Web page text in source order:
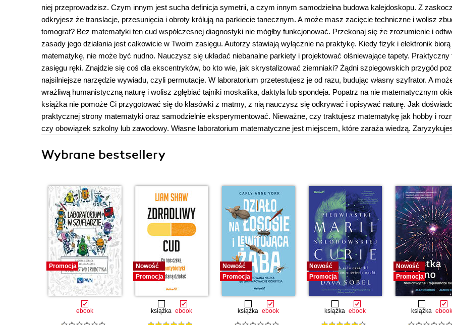
niej przeprowadzisz. Czym innym jest sucha definicja symetrii, a czym innym samodzielna budowa kalejdoskopu. Z
odkryjesz że translacje, przesunięcia i obroty królują na parkiecie tanecznym. A może masz zacięcie techniczne i wolisz
tomograf? Bez matematyki ten cud współczesnej diagnostyki nie mógłby funkcjonować. Przekonaj się że zrozumienie i
zasady jego działania jest całkowicie w Twoim zasięgu. Autorzy stawiają wyłącznie na praktykę. Kiedy fizyk i elektronik
matematykę, nie może być nudno. Nauczysz się układać niebanalne parkiety i projektować olśniewające tapety. Praktyczny
zasięgu ręki. Znajdzie się coś dla ekscentryków, bo kto wie, jak skrystalizować ziemniaki? Żądni szpiegowskich przygód
najsilniejsze narzędzie wywiadu, czyli permutacje. W laboratorium przetestujesz je od razu, budując własny szyfrator. A
wrażliwą humanistyczną naturę i wolisz zgłębiać tajniki moskalika, daktyla lub spondeja. Popatrz na nie matematycznym
książka nie pomoże Ci przygotować się do klasówki z matmy, z nią nauczysz się odkrywać i opisywać naturę. Jak
praktycznej strony matematyki oraz samodzielnie eksperymentować. Nieważne, czy traktujesz matematykę jak hobby i
czy obowiązek szkolny lub zawodowy. Własne laboratorium matematyczne jest miejscem, które zaraża wiedzą.
Wybrane bestsellery
Promocja
ebook
Nowość
Promocja
książka ebook
Nowość
Promocja
książka ebook
Nowość
Promocja
książka ebook
Nowość
Promocja
książka ebook